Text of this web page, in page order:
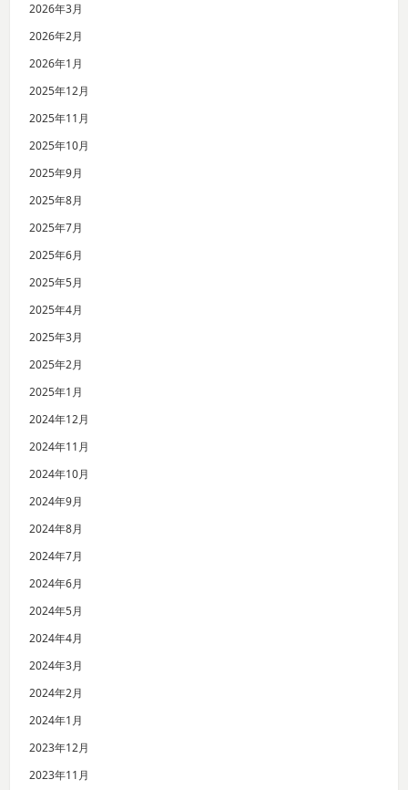
2026年3月
2026年2月
2026年1月
2025年12月
2025年11月
2025年10月
2025年9月
2025年8月
2025年7月
2025年6月
2025年5月
2025年4月
2025年3月
2025年2月
2025年1月
2024年12月
2024年11月
2024年10月
2024年9月
2024年8月
2024年7月
2024年6月
2024年5月
2024年4月
2024年3月
2024年2月
2024年1月
2023年12月
2023年11月